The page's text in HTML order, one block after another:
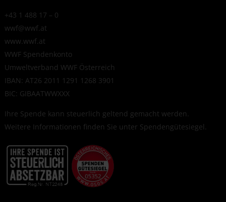
+43 1 488 17 – 0
wwf@wwf.at
www.wwf.at
WWF Spendenkonto
Umweltverband WWF Österreich
IBAN: AT26 2011 1291 1268 3901
BIC: GIBAATWWXXX
Ihre Spende kann steuerlich geltend gemacht werden.
Weitere Informationen finden Sie unter Spendengütesiegel